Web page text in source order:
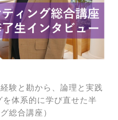
験と勘から、論理と実践
体系的に学び直せた半
総合講座）